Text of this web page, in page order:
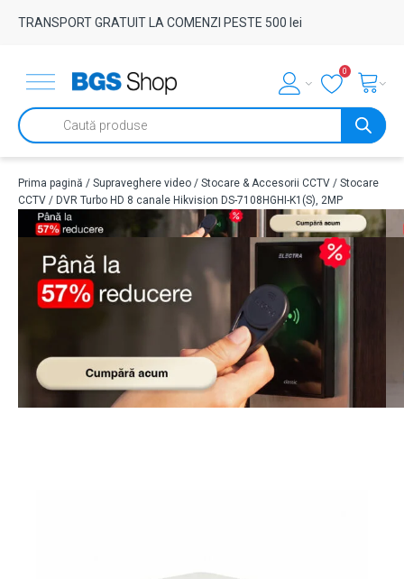
TRANSPORT GRATUIT LA COMENZI PESTE 500 lei
0
Products
search
Prima pagină / Supraveghere video / Stocare & Accesorii CCTV / Stocare
CCTV / DVR Turbo HD 8 canale Hikvision DS-7108HGHI-K1(S), 2MP